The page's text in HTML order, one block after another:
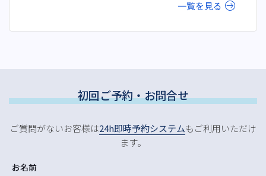
一覧を見る
初回ご予約・お問合せ
ご質問がないお客様は24h即時予約システムもご利用いただけ
ます。
お名前